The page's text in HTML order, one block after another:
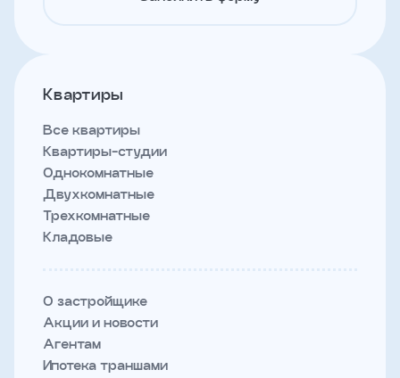
Квартиры
Все квартиры
Квартиры-студии
Однокомнатные
Двухкомнатные
Трехкомнатные
Кладовые
О застройщике
Акции и новости
Агентам
Ипотека траншами